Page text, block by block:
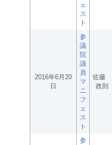
ェ
ス
ト
2016年6月20
日
参
議
院
議
員
マ
ニ
フ
ェ
ス
ト
佐藤
政則
参